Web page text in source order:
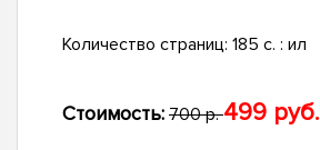
Количество страниц: 185 c. : ил
Стоимость: 700 р.499 руб.